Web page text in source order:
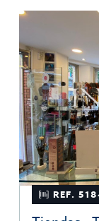
REF.